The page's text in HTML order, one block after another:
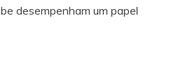
desempenham um papel